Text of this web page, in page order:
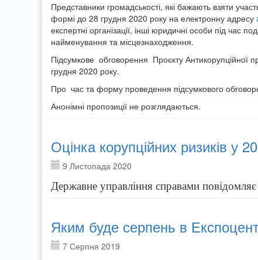
Представники громадськості, які бажають взяти
формі до 28 грудня 2020 року на електронну адресу
експертні організації, інші юридичні особи під час
найменування та місцезнаходження.
Підсумкове обговорення Проєкту Антикорупційної
грудня 2020 року.
Про час та форму проведення підсумкового
Анонімні пропозиції не розглядаються.
Оцінка корупційних ризиків у
9 Листопада 2020
Державне управління справами
Яким буде серпень в
7 Серпня 2019